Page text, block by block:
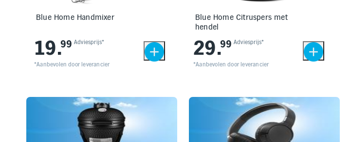
Blue Home Handmixer
19.99 Adviesprijs*
*Aanbevolen door leverancier
Blue Home Citruspers met
hendel
29.99 Adviesprijs*
*Aanbevolen door leverancier